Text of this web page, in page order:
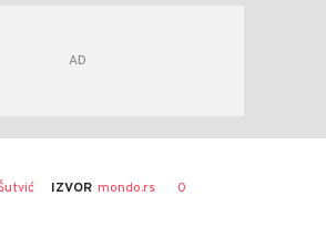
IZVOR mondo.rs 0